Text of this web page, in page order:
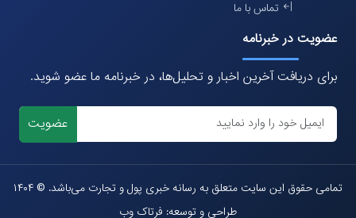
تماس با ما
عضویت در خبرنامه
برای دریافت آخرین اخبار و تحلیل‌ها، در خبرنامه ما عضو شوید.
عضویت
تمامی حقوق این سایت متعلق به رسانه خبری پول و تجارت می‌باشد. © ۱۴۰۴
طراحی و توسعه: فرتاک وب